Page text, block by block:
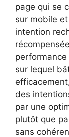
page qui se
sur mobile
intention
sur lequel
des
par une
plutôt que
sans